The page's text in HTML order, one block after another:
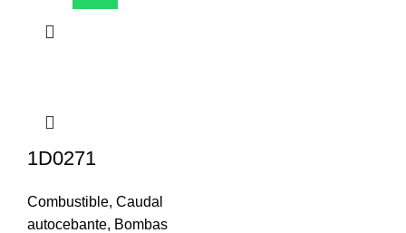
1D0271
Combustible, Caudal
autocebante, Bombas